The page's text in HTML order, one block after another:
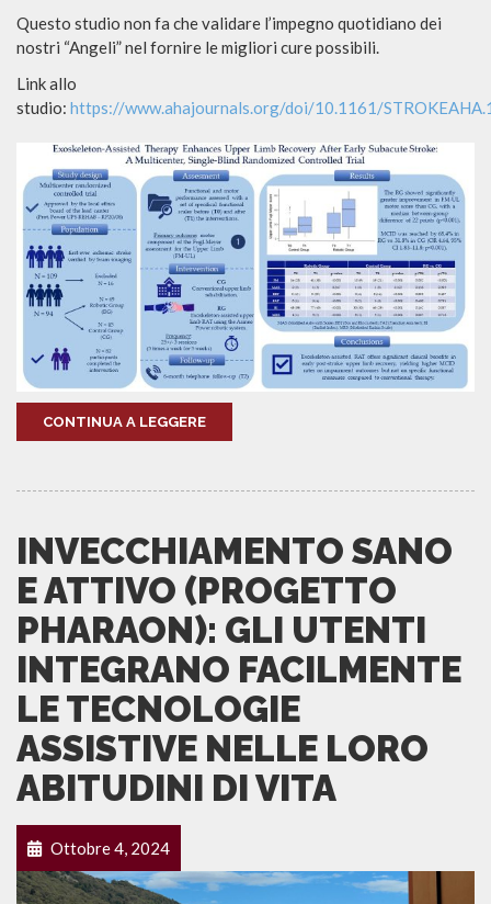
Questo studio non fa che validare l’impegno quotidiano dei
nostri “Angeli” nel fornire le migliori cure possibili.
Link allo
studio: https://www.ahajournals.org/doi/10.1161/
CONTINUA A LEGGERE
INVECCHIAMENTO SANO
E ATTIVO (PROGETTO
PHARAON): GLI UTENTI
INTEGRANO FACILMENTE
LE TECNOLOGIE
ASSISTIVE NELLE LORO
ABITUDINI DI VITA
Ottobre 4, 2024